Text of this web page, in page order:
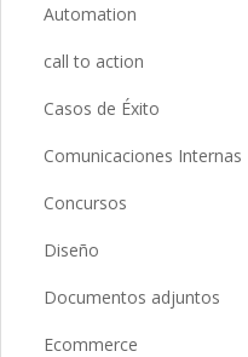
Automation
call to action
Casos de Éxito
Comunicaciones Internas
Concursos
Diseño
Documentos adjuntos
Ecommerce